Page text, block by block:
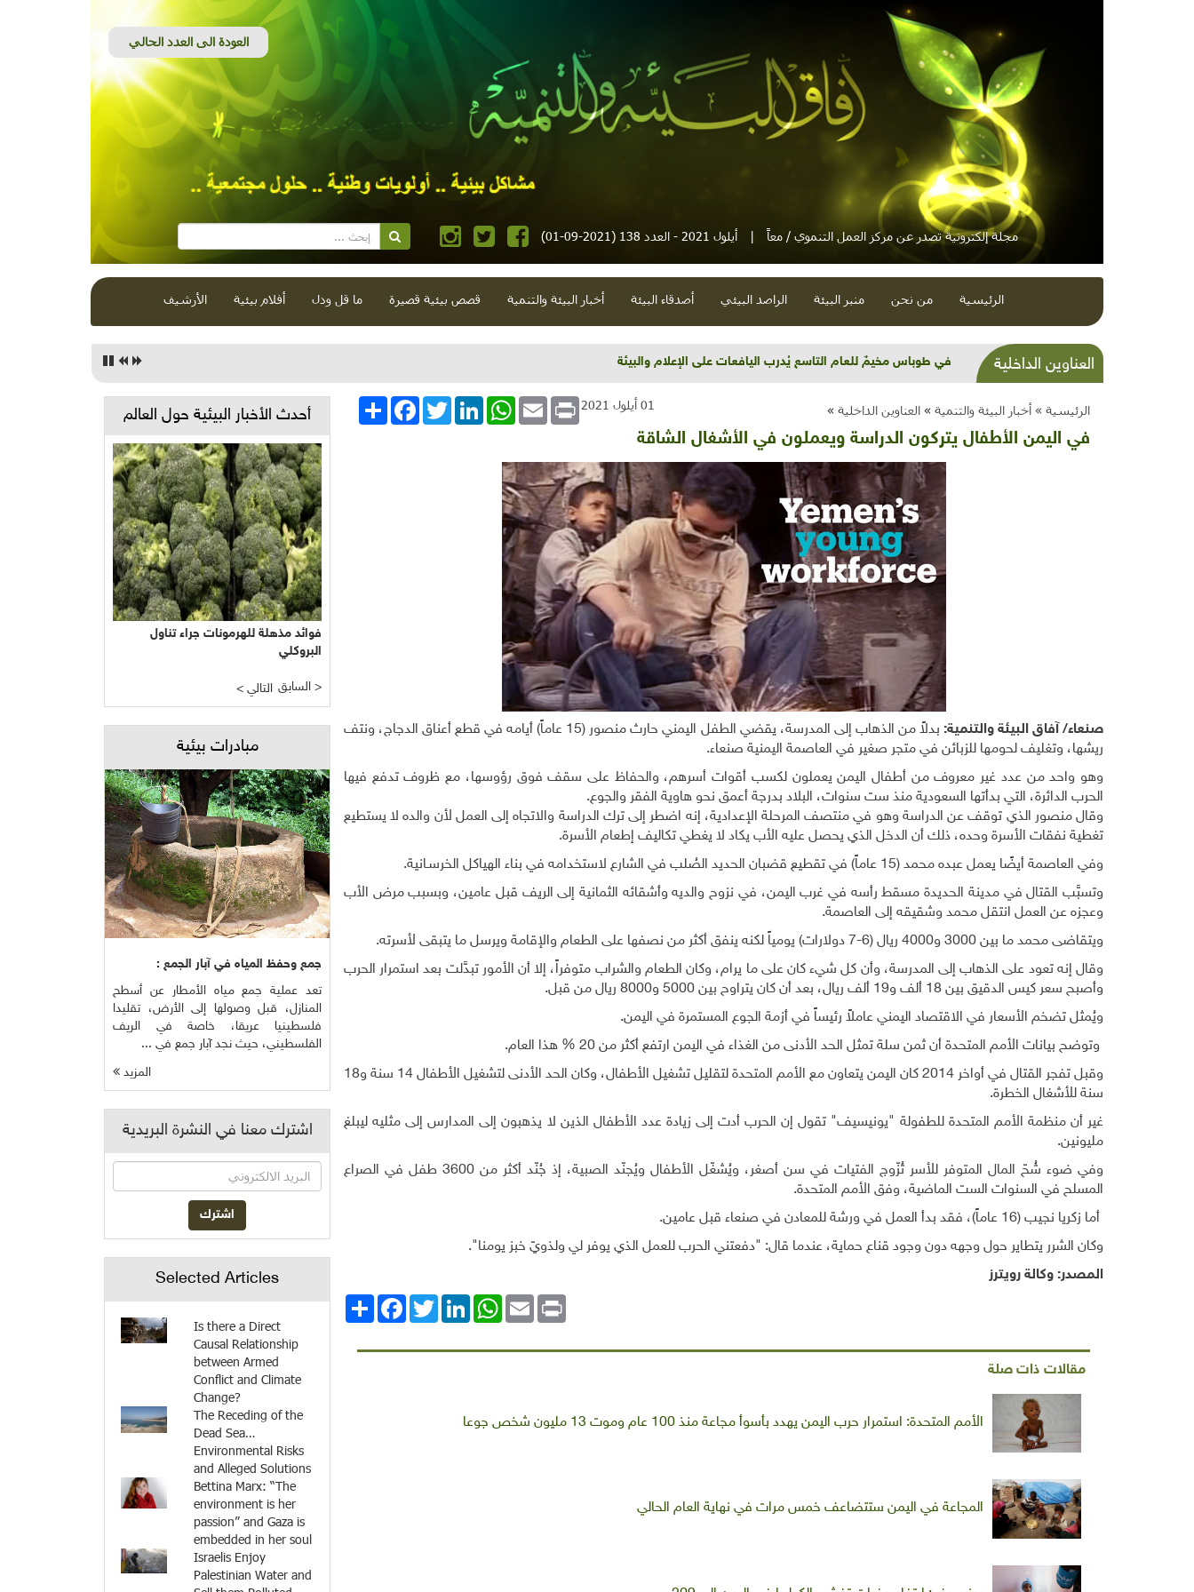
مجلة إلكترونية تصدر عن مركز العمل التنموي / معاً | أيلول 2021 - العدد 138 (2021-09-01)
الرئيسية من نحن منبر البيئة الراصد البيئي أصدقاء البيئة أخبار البيئة والتنمية قصص بيئية قصيرة ما قل ودل أفلام بيئية الأرشيف
العناوين الداخلية شذرات بيئية وتنموية.. معلمون وتوجيهي وترمس وكورونا ومبادرة
الرئيسية » أخبار البيئة والتنمية » العناوين الداخلية » انشر
FacebookTwitterLinkedInWhatsApp Email Print 01 أيلول 2021
في اليمن الأطفال يتركون الدراسة ويعملون في الأشغال الشاقة
صنعاء/ آفاق البيئة والتنمية:
بدلاً من الذهاب إلى المدرسة، يقضي الطفل اليمني حارث منصور (15 عاماً) أيامه في قطع أعناق الدجاج، ونتف
ريشها، وتغليف لحومها للزبائن في متجر صغير في العاصمة اليمنية صنعاء.
وهو واحد من عدد غير معروف من أطفال اليمن يعملون لكسب أقوات أسرهم، والحفاظ على سقف فوق رؤوسها، مع ظروف تدفع فيها
الحرب الدائرة، التي بدأتها السعودية منذ ست سنوات، البلاد بدرجة أعمق نحو هاوية الفقر والجوع.
وقال منصور الذي توقف عن الدراسة وهو في منتصف المرحلة الإعدادية، إنه اضطر إلى ترك الدراسة والاتجاه إلى العمل لأن والده لا يستطيع
تغطية نفقات الأسرة وحده، ذلك أن الدخل الذي يحصل عليه الأب يكاد لا يغطي تكاليف إطعام الأسرة.
وفي العاصمة أيضًا يعمل عبده محمد (15 عاماً) في تقطيع قضبان الحديد الصُلب في الشارع لاستخدامه في بناء الهياكل الخرسـانية
.
وتسبَّب القتال في مدينة الحديدة مسقط رأسه في غرب اليمن، في نزوح والديه وأشقائه الثمانية إلى الريف قبل عامين، وبسبب مرض الأب
وعجزه عن العمل انتقل محمد وشقيقه إلى العاصمة.
ويتقاضى محمد ما بين 3000 و4000 ريال (6-7 دولارات) يومياً لكنه ينفق أكثر من نصفها على الطعام والإقامة ويرسل ما يتبقى لأسرته
.
وقال إنه تعود على الذهاب إلى المدرسة، وأن كل شيء كان على ما يرام، وكان الطعام والشراب متوفراً، إلا أن الأمور تبدَّلت بعد استمرار الحرب
وأصبح سعر كيس الدقيق بين 18 ألف و19 ألف ريال، بعد أن كان يتراوح بين 5000 و8000 ريال من قبل
.
ويُمثل تضخم الأسعار في الاقتصاد اليمني عاملاً رئيساً في أزمة الجوع المستمرة في اليمن.
وتوضح بيانات الأمم المتحدة أن ثمن سلة تمثل الحد الأدنى من الغذاء في اليمن ارتفع أكثر من 20 % هذا العام
.
وقبل تفجر القتال في أواخر 2014 كان اليمن يتعاون مع الأمم المتحدة لتقليل تشغيل الأطفال، وكان الحد الأدنى لتشغيل الأطفال 14 سنة و18
سنة للأشغال الخطرة.
غير أن منظمة الأمم المتحدة للطفولة "يونيسيف" تقول إن الحرب أدت إلى زيادة عدد الأطفال الذين لا يذهبون إلى المدارس إلى مثليه ليبلغ
مليونين.
وفي ضوء شُحّ المال المتوفر للأسر تُزّوج الفتيات في سن أصغر، ويُشغّل الأطفال ويُجنّد الصبية، إذ جُنّد أكثر من 3600 طفل في الصراع
المسلح في السنوات الست الماضية، وفق الأمم المتحدة.
أما زكريا نجيب (16 عاماً)، فقد بدأ العمل في ورشة للمعادن في صنعاء قبل عامين
.
وكان الشرر يتطاير حول وجهه دون وجود قناع حماية، عندما قال: "دفعتني الحرب للعمل الذي يوفر لي ولذويّ خبز يومنا".
المصدر: وكالة رويترز
انشر
FacebookTwitterLinkedIn
WhatsAppEmail Print
مقالات ذات صلة
الأمم المتحدة: استمرار حرب اليمن يهدد بأسوأ مجاعة منذ 100 عام وموت 13 مليون شخص جوعا
المجاعة في اليمن ستتضاعف خمس مرات في نهاية العام الحالي
أحدث الأخبار البيئية حول العالم
فوائد مذهلة للهرمونات جراء تناول
البروكلي
< التالي السابق >
مبادرات بيئية
جمع وحفظ المياه في آبار الجمع :
تعد عملية جمع مياه الأمطار عن أسطح
المنازل، قبل وصولها إلى الأرض، تقليدا
فلسطينيا عريقا، خاصة في الريف
الفلسطيني، حيث نجد آبار جمع في ...
المزيد
اشترك معنا في النشرة البريدية
Selected Articles
Is there a Direct
Causal Relationship
between Armed
Conflict and Climate
Change?
The Receding of the
Dead Sea…
Environmental Risks
and Alleged Solutions
Bettina Marx: “The
environment is her
passion” and Gaza is
embedded in her soul
Israelis Enjoy
Palestinian Water and